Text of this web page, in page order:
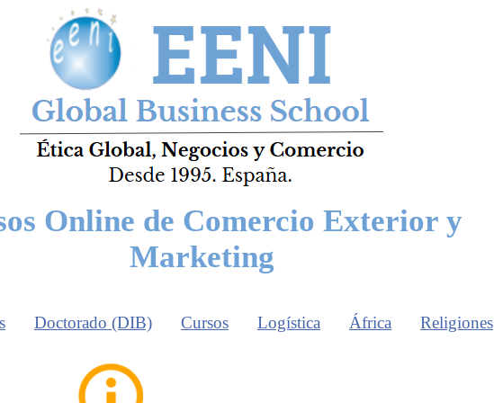
Online de Comercio Exterior y
Marketing
Doctorado (DIB) Cursos Logística África Religiones